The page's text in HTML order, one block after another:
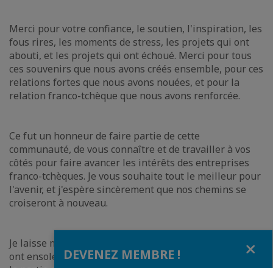
Merci pour votre confiance, le soutien, l'inspiration, les
fous rires, les moments de stress, les projets qui ont
abouti, et les projets qui ont échoué. Merci pour tous
ces souvenirs que nous avons créés ensemble, pour ces
relations fortes que nous avons nouées, et pour la
relation franco-tchèque que nous avons renforcée.
Ce fut un honneur de faire partie de cette
communauté, de vous connaître et de travailler à vos
côtés pour faire avancer les intérêts des entreprises
franco-tchèques. Je vous souhaite tout le meilleur pour
l'avenir, et j'espère sincèrement que nos chemins se
croiseront à nouveau.
Je laisse ma place à deux personnes formidables qui
ont ensoleillées mes journées : Antoine Schaming sur
DEVENEZ MEMBRE !